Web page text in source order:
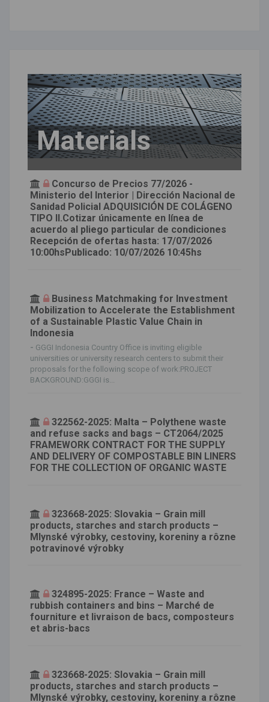
Materials
Concurso de Precios 77/2026 -
Ministerio del Interior | Dirección Nacional de
Sanidad Policial ADQUISICIÓN DE COLÁGENO
TIPO II.Cotizar únicamente en línea de
acuerdo al pliego particular de condiciones
Recepción de ofertas hasta: 17/07/2026
10:00hsPublicado: 10/07/2026 10:45hs
Business Matchmaking for Investment
Mobilization to Accelerate the Establishment
of a Sustainable Plastic Value Chain in
Indonesia
- GGGI Indonesia Country Office is inviting eligible
universities or university research centers to submit their
proposals for the following scope of work:PROJECT
BACKGROUND:GGGI is...
322562-2025: Malta – Polythene waste
and refuse sacks and bags – CT2064/2025
FRAMEWORK CONTRACT FOR THE SUPPLY
AND DELIVERY OF COMPOSTABLE BIN LINERS
FOR THE COLLECTION OF ORGANIC WASTE
323668-2025: Slovakia – Grain mill
products, starches and starch products –
Mlynské výrobky, cestoviny, koreniny a rôzne
potravinové výrobky
324895-2025: France – Waste and
rubbish containers and bins – Marché de
fourniture et livraison de bacs, composteurs
et abris-bacs
323668-2025: Slovakia – Grain mill
products, starches and starch products –
Mlynské výrobky, cestoviny, koreniny a rôzne